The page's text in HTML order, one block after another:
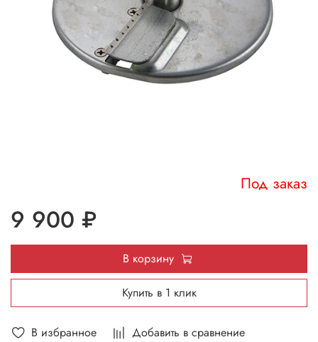
В избранное Добавить в сравнение
Под заказ
9 900 ₽
В корзину
Купить в 1 клик